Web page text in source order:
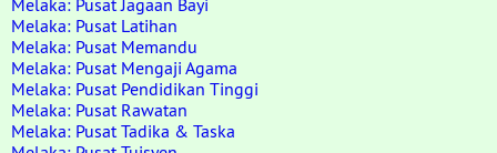
Melaka: Pusat Jagaan Bayi
Melaka: Pusat Latihan
Melaka: Pusat Memandu
Melaka: Pusat Mengaji Agama
Melaka: Pusat Pendidikan Tinggi
Melaka: Pusat Rawatan
Melaka: Pusat Tadika & Taska